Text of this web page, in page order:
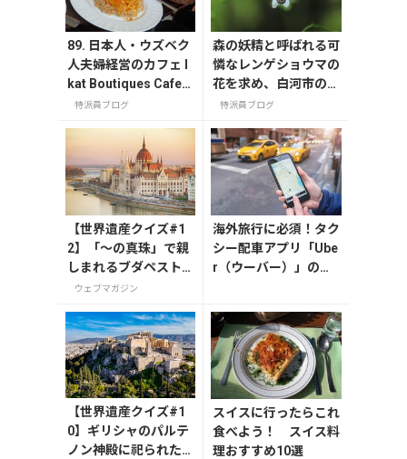
89. 日本人・ウズベク
人夫婦経営のカフェ I
kat Boutiques Cafe
はサマルカンド旅の
特派員ブログ
森の妖精と呼ばれる可
憐なレンゲショウマの
花を求め、白河市の天
狗山へ行って来まし
特派員ブログ
【世界遺産クイズ#1
2】「～の真珠」で親
しまれるブダペスト
の愛称は何？
ウェブマガジン
海外旅行に必須！タク
シー配車アプリ「Ube
r（ウーバー）」の登
【世界遺産クイズ#1
0】ギリシャのパルテ
ノン神殿に祀られた
スイスに行ったらこれ
食べよう！ スイス料
理おすすめ10選